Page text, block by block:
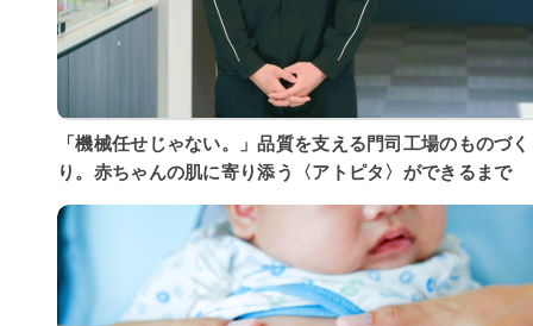
「機械任せじゃない。」品質を支える門司工場のものづく
り。赤ちゃんの肌に寄り添う〈アトピタ〉ができるまで